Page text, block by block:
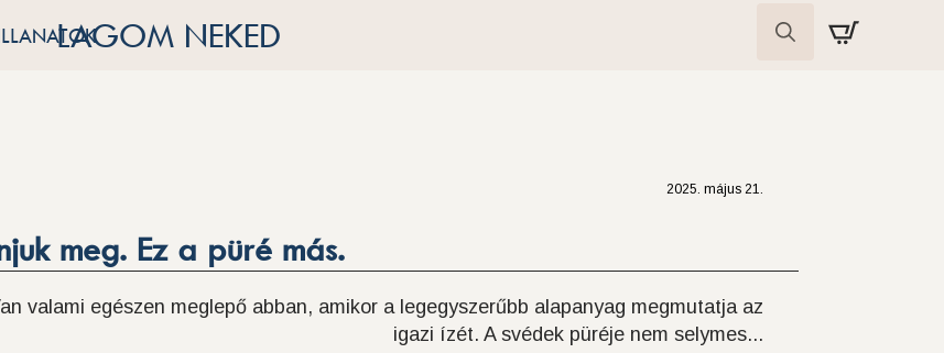
LAGOM NEKED
meg. Ez a püré más.
2025. május 21.
valami egészen meglepő abban, amikor a legegyszerűbb alapanyag megmutatja az
igazi ízét. A svédek püréje nem selymes...